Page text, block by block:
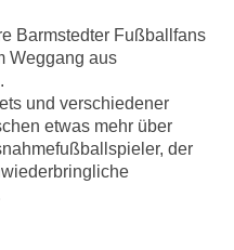
Barmstedter Fußballfans
Weggang aus
und verschiedener
etwas mehr über
der